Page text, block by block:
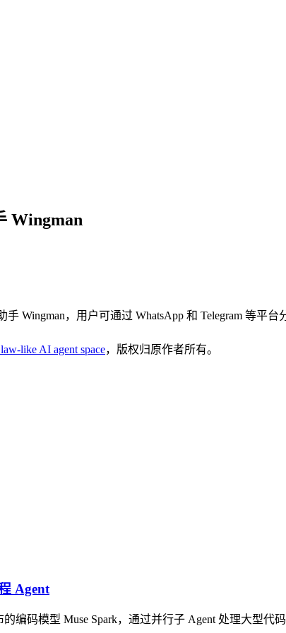
Wingman
手 Wingman，用户可通过 WhatsApp 和 Telegram 等
like AI agent space，版权归原作者所有。
Agent
编码模型 Muse Spark，通过并行子 Agent 处理大型